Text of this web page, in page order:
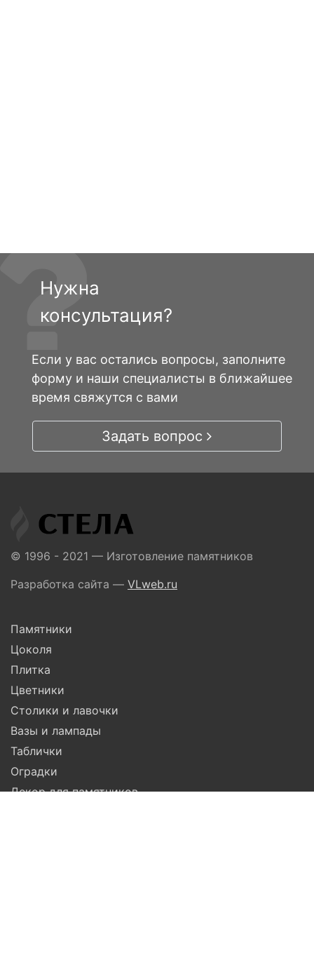
Нужна
консультация?
Если у вас остались вопросы, заполните
форму и наши специалисты в ближайшее
время свяжутся с вами
Задать вопрос
© 1996 - 2021 — Изготовление памятников
Разработка сайта — VLweb.ru
Памятники
Цоколя
Плитка
Цветники
Столики и лавочки
Вазы и лампады
Таблички
Оградки
Декор для памятников